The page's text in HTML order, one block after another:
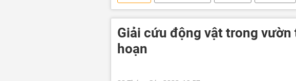
Giải cứu động vật trong vườn
hoạn